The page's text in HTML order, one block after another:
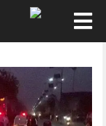
content